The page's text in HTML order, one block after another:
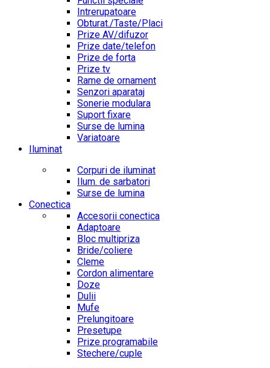
Intrerupatoare
Obturat./Taste/Placi
Prize AV/difuzor
Prize date/telefon
Prize de forta
Prize tv
Rame de ornament
Senzori aparataj
Sonerie modulara
Suport fixare
Surse de lumina
Variatoare
Iluminat
Corpuri de iluminat
Ilum. de sarbatori
Surse de lumina
Conectica
Accesorii conectica
Adaptoare
Bloc multipriza
Bride/coliere
Cleme
Cordon alimentare
Doze
Dulii
Mufe
Prelungitoare
Presetupe
Prize programabile
Stechere/cuple